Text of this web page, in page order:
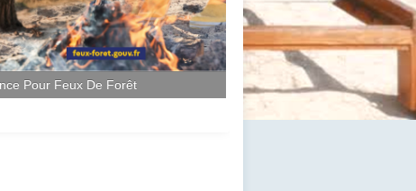
Pour Feux De Forêt